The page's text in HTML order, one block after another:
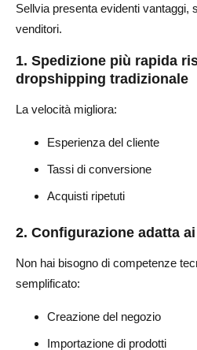
Sellvia presenta evidenti vantaggi,
venditori.
1. Spedizione più rapida
dropshipping tradizionale
La velocità migliora:
Esperienza del cliente
Tassi di conversione
Acquisti ripetuti
2. Configurazione adatta
Non hai bisogno di competenze
semplificato:
Creazione del negozio
Importazione di prodotti